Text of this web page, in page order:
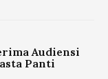
Audiensi
Panti